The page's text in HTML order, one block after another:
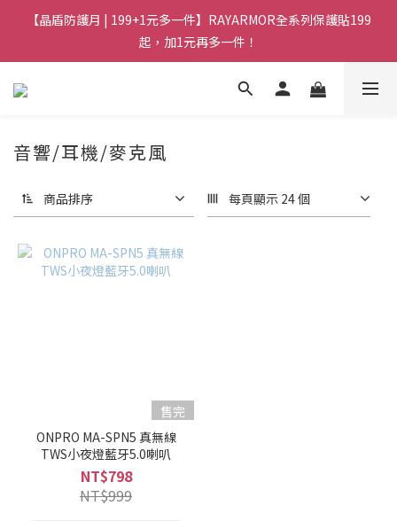
【晶盾防護月 | 199+1元多一件】RAYARMOR全系列保護貼199
起，加1元再多一件！
音響/耳機/麥克風
商品排序 每頁顯示 24 個
售完
ONPRO MA-SPN5 真無線
TWS小夜燈藍牙5.0喇叭
NT$798
NT$999